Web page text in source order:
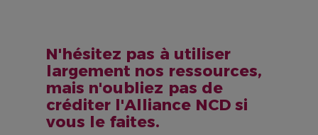
N'hésitez pas à utiliser
largement nos ressources,
mais n'oubliez pas de
créditer l'Alliance NCD si
vous le faites.